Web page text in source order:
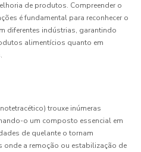
de produtos. Compreender o
é fundamental para reconhecer o
diferentes indústrias, garantindo
alimentícios quanto em
trouxe inúmeras
o um composto essencial em
de quelante o tornam
onde a remoção ou estabilização de